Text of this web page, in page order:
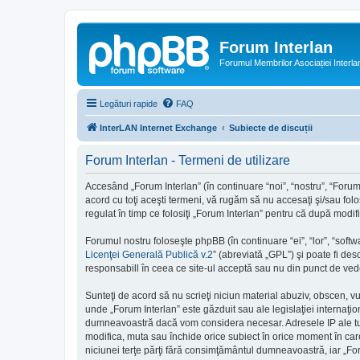
Forum Interlan
Forumul Membrilor Asociației
Legături rapide FAQ
InterLAN Internet Exchange Subiecte de discuții
Forum Interlan - Termeni de utilizare
Accesând „Forum Interlan” (în continuare “noi”, “nostru”,
acord cu toţi aceşti termeni, vă rugăm să nu accesaţi şi/sau
regulat în timp ce folosiţi „Forum Interlan” pentru că după
Forumul nostru foloseşte phpBB (în continuare “ei”, “lor”,
Licenţei Generală Publică v.2” (abreviată „GPL”) şi poate fi
responsabill în ceea ce site-ul acceptă sau nu din punct de
Sunteţi de acord să nu scrieţi niciun material abuziv, obscen,
unde „Forum Interlan” este găzduit sau ale legislaţiei
dumneavoastră dacă vom considera necesar. Adresele IP ale
modifica, muta sau închide orice subiect în orice moment în
niciunei terţe părţi fără consimţământul dumneavoastră, iar